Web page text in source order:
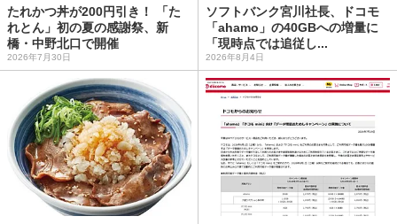
たれかつ丼が200円引き！ 「た
れとん」初の夏の感謝祭、新
橋・中野北口で開催
2026年7月30日
ソフトバンク宮川社長、ドコモ
「ahamo」の40GBへの増量に
「現時点では追従し...
2026年8月4日